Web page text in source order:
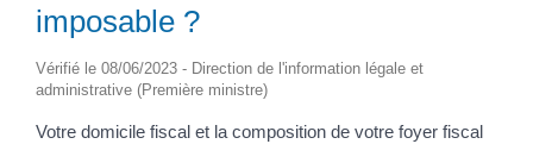
imposable ?
Vérifié le 08/06/2023 - Direction de l'information légale et
administrative (Première ministre)
Votre domicile fiscal et la composition de votre foyer fiscal